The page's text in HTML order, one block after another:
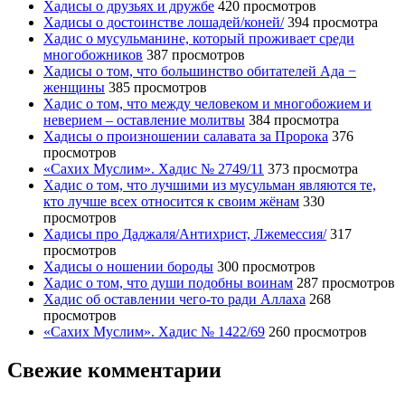
Хадисы о друзьях и дружбе 420 просмотров
Хадисы о достоинстве лошадей/коней/ 394 просмотра
Хадис о мусульманине, который проживает среди
многобожников 387 просмотров
Хадисы о том, что большинство обитателей Ада −
женщины 385 просмотров
Хадис о том, что между человеком и многобожием и
неверием – оставление молитвы 384 просмотра
Хадисы о произношении салавата за Пророка 376
просмотров
«Сахих Муслим». Хадис № 2749/11 373 просмотра
Хадис о том, что лучшими из мусульман являются те,
кто лучше всех относится к своим жёнам 330
просмотров
Хадисы про Даджаля/Антихрист, Лжемессия/ 317
просмотров
Хадисы о ношении бороды 300 просмотров
Хадис о том, что души подобны воинам 287 просмотров
Хадис об оставлении чего-то ради Аллаха 268
просмотров
«Сахих Муслим». Хадис № 1422/69 260 просмотров
Свежие комментарии